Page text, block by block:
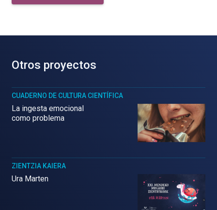
Otros proyectos
CUADERNO DE CULTURA CIENTÍFICA
La ingesta emocional
como problema
ZIENTZIA KAIERA
Ura Marten